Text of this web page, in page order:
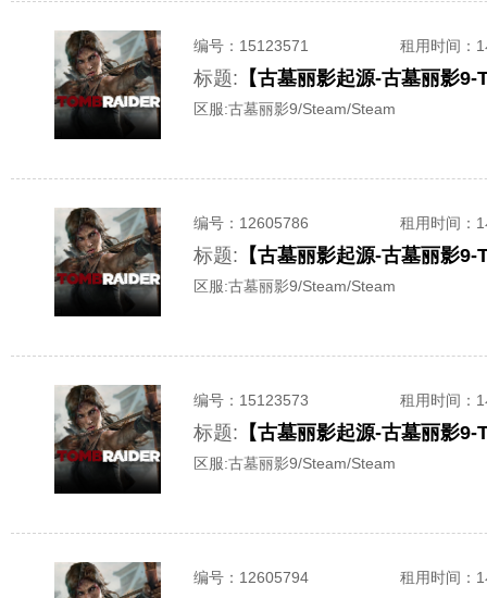
编号： 15123571 租用时间 ：
标题: 【古墓丽影起源-古墓丽影
区服:古墓丽影9/Steam/Steam
编号： 12605786 租用时间 ：
标题: 【古墓丽影起源-古墓丽影
区服:古墓丽影9/Steam/Steam
编号： 15123573 租用时间 ：
标题: 【古墓丽影起源-古墓丽影
区服:古墓丽影9/Steam/Steam
编号： 12605794 租用时间 ：